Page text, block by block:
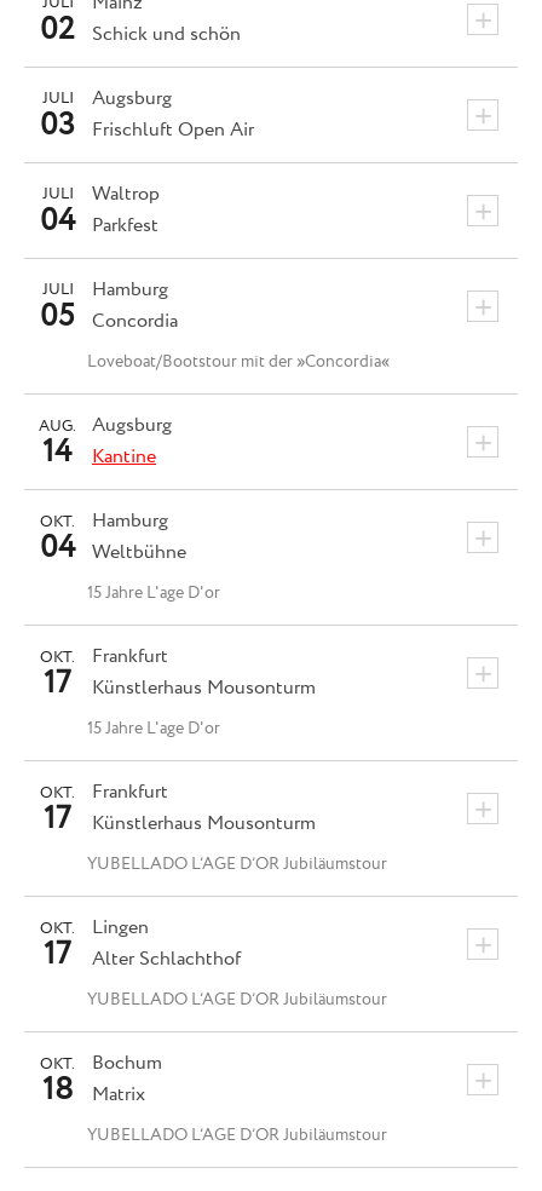
+
02 Schick und schön
Augsburg +
JULI
03 Frischluft Open Air
Waltrop +
JULI
04 Parkfest
Hamburg +
JULI
05 Concordia
Loveboat/Bootstour mit der »Concordia«
Augsburg +
AUG.
14 Kantine
Hamburg +
OKT.
04 Weltbühne
15 Jahre L'age D'or
Frankfurt +
OKT.
17 Künstlerhaus Mousonturm
15 Jahre L'age D'or
Frankfurt +
OKT.
17 Künstlerhaus Mousonturm
YUBELLADO L’AGE D’OR Jubiläumstour
Lingen +
OKT.
17 Alter Schlachthof
YUBELLADO L’AGE D’OR Jubiläumstour
Bochum +
OKT.
18 Matrix
YUBELLADO L’AGE D’OR Jubiläumstour